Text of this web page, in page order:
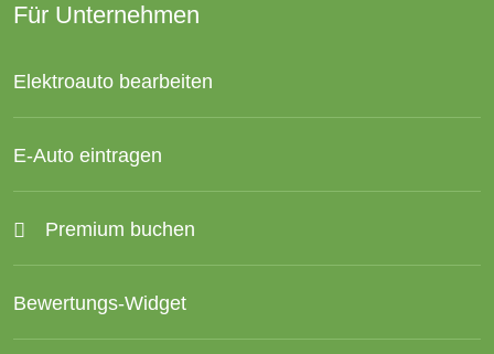
Für Unternehmen
Elektroauto bearbeiten
E-Auto eintragen
Premium buchen
Bewertungs-Widget